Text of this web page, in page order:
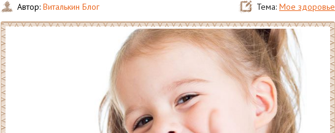
Автор: Виталькин Блог Тема: Мое здоровье